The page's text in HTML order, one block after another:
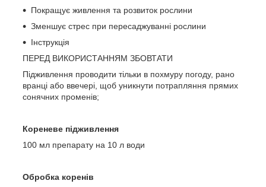
Покращує живлення та розвиток рослини
Зменшує стрес при пересаджуванні рослини
Інструкція
ПЕРЕД ВИКОРИСТАННЯМ ЗБОВТАТИ
Підживлення проводити тільки в похмуру погоду, рано
вранці або ввечері, щоб уникнути потрапляння прямих
сонячних променів;
Кореневе підживлення
100 мл препарату на 10 л води
Обробка коренів